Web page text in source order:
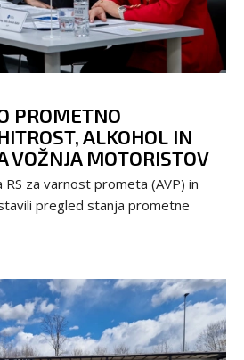
PROMETNO
ALKOHOL IN
VOŽNJA MOTORISTOV
RS za varnost prometa (AVP) in
pregled stanja prometne